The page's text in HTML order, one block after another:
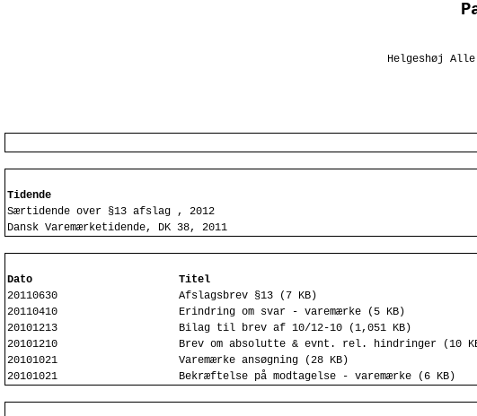
Helgeshøj
Tidende
Særtidende over §13 afslag , 2012
Dansk Varemærketidende, DK 38, 2011
Dato
Titel
20110630
Afslagsbrev §13 (7 KB)
20110410
Erindring om svar - varemærke (5 KB)
20101213
Bilag til brev af 10/12-10 (1,051 KB)
20101210
Brev om absolutte & evnt. rel. hindringer (10
20101021
Varemærke ansøgning (28 KB)
20101021
Bekræftelse på modtagelse - varemærke (6 KB)